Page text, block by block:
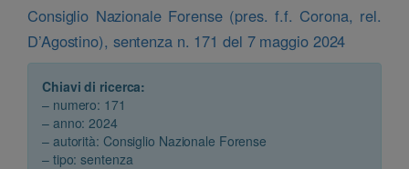
Consiglio Nazionale Forense (pres. f.f. Corona, rel.
D’Agostino), sentenza n. 171 del 7 maggio 2024
Chiavi di ricerca:
– numero: 171
– anno: 2024
– autorità: Consiglio Nazionale Forense
– tipo: sentenza